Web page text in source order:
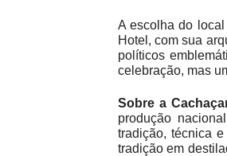
A escolha do
Hotel, com sua
políticos
celebração, mas
Sobre a
produção
tradição, técnica
tradição em